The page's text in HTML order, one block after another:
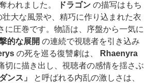
われました。 ドラゴン の描写はもち
壮大な風景や、精巧に作り込まれた衣
に圧巻です。物語は、序盤から一気に
的な展開 の連続で視聴者を引き込み
の死を巡る復讐劇は、
Rhaenyra
切に描き出し、視聴者の感情を揺さぶ
ンス」
と呼ばれる内乱の激しさは、